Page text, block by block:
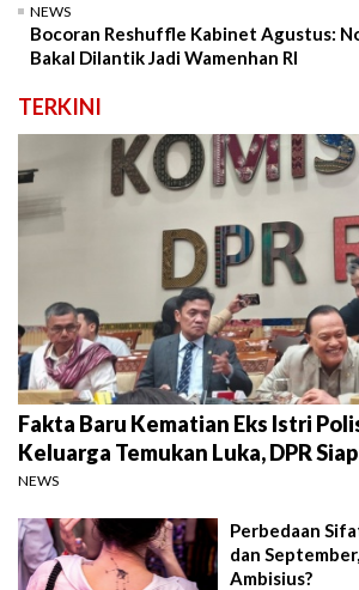
NEWS
Bocoran Reshuffle Kabinet Agustus:
Bakal Dilantik Jadi Wamenhan RI
TERKINI
Fakta Baru Kematian Eks Istri
Keluarga Temukan Luka, DPR
NEWS
Perbedaan
dan
Ambisius?